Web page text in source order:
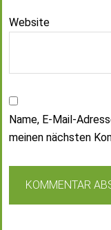
Website
Name, E-Mail-
meinen nächsten